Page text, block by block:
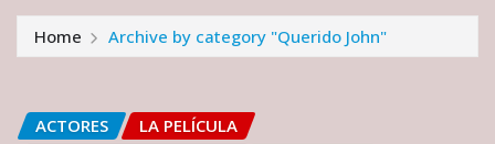
Home Archive by category "Querido John"
ACTORES
LA PELÍCULA